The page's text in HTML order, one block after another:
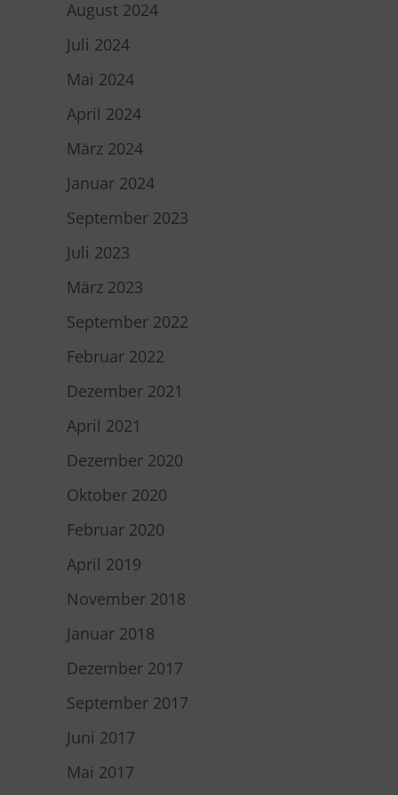
August 2024
Juli 2024
Mai 2024
April 2024
März 2024
Januar 2024
September 2023
Juli 2023
März 2023
September 2022
Februar 2022
Dezember 2021
April 2021
Dezember 2020
Oktober 2020
Februar 2020
April 2019
November 2018
Januar 2018
Dezember 2017
September 2017
Juni 2017
Mai 2017